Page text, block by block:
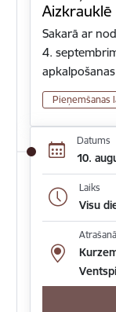
Aizkrauklē
Sakarā ar
4.
Pieņemšanas
Datums
10.
Laiks
Visu